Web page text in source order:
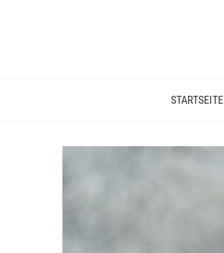
STARTSEITE